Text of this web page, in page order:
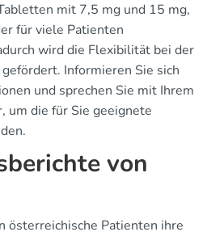
mit 7,5 mg und 15 mg,
für viele Patienten
wird die Flexibilität bei der
Informieren Sie sich
und sprechen Sie mit Ihrem
um die für Sie geeignete
von
österreichische Patienten ihre